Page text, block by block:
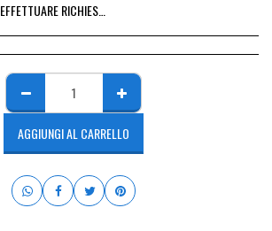
EFFETTUARE RICHIESTA DI RESO ENTRO 14 GIORNI DALL&#039;ACQUISTO DEL RICAMBIO, IL RIMBORSO VIENE EMESSO ALLA CONSEGNA DEL RICAMBIO IN SEDE.
AGGIUNGI AL CARRELLO